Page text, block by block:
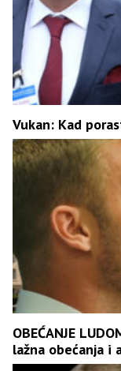
Vukan: Kad
OBEĆANJE
lažna obećanja